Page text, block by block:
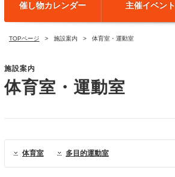
催し物カレンダー 主催イベント
TOPページ 施設案内 体育室・運動室
施設案内
体育室・運動室
体育室 多目的運動室